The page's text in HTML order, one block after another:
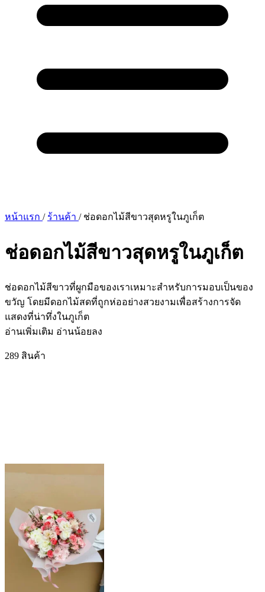
หน้าแรก / ร้านค้า / ช่อดอกไม้สีขาวสุดหรูในภูเก็ต
ช่อดอกไม้สีขาวสุดหรูในภูเก็ต
ช่อดอกไม้สีขาวที่ผูกมือของเราเหมาะสำหรับการมอบเป็นของ
ขวัญ โดยมีดอกไม้สดที่ถูกห่ออย่างสวยงามเพื่อสร้างการจัด
แสดงที่น่าทึ่งในภูเก็ต
อ่านเพิ่มเติม อ่านน้อยลง
289 สินค้า